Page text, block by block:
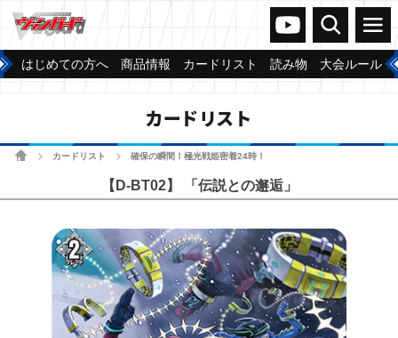
ヴァンガードch
検索 メニュー
はじめての方へ 商品情報 カードリスト 読み物 大会ルール
カードリスト
ホームカードリスト 確保の瞬間！極光戦姫密着24時！
【D-BT02】 「伝説との邂逅」